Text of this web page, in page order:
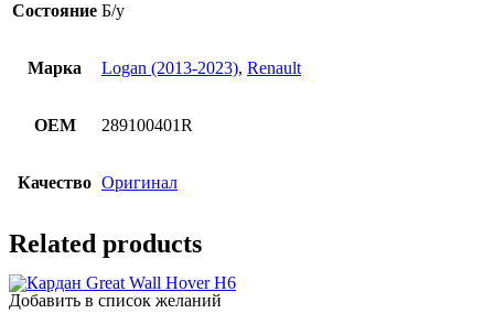
Состояние Б/у
Марка Logan (2013-2023), Renault
OEM 289100401R
Качество Оригинал
Related products
Добавить в список желаний